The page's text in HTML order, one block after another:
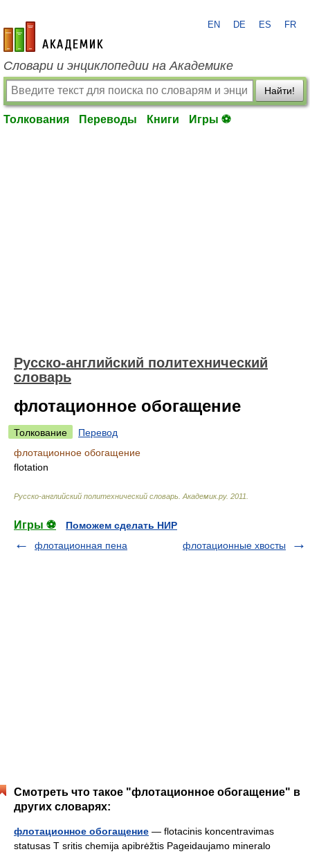
academic.ru
EN DE ES FR
Словари и энциклопедии на Академике
Найти!
Толкования Переводы Книги Игры ⚽
Русско-английский политехнический
словарь
флотационное обогащение
Толкование
Перевод
флотационное обогащение
flotation
Русско-английский политехнический словарь Академик.ру. 2011
Игры ⚽
Поможем сделать НИР
флотационная пена
флотационные хвосты
Смотреть что такое "флотационное обогащение" в
других словарях:
флотационное обогащение — flotacinis koncentravimas
statusas T sritis chemija apibrėžtis Pageidaujamo mineralo